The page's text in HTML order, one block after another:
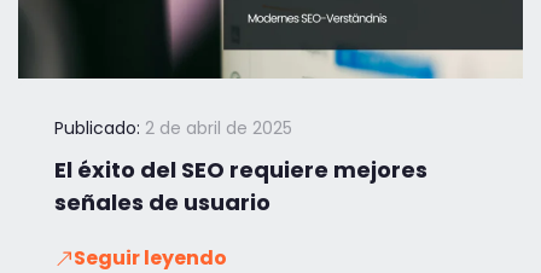
Publicado: 2 de abril de 2025
El éxito del SEO requiere mejores
señales de usuario
Seguir leyendo